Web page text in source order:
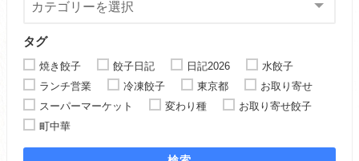
タグ
焼き餃子 餃子日記 日記2026
水餃子
ランチ営業
冷凍餃子 東京都
お取り寄せ
スーパーマーケット
変わり種
お取り寄せ餃子
町中華